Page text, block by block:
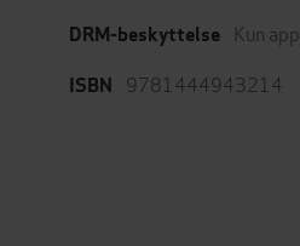
DRM-beskyttelse Kun app
ISBN 9781444943214